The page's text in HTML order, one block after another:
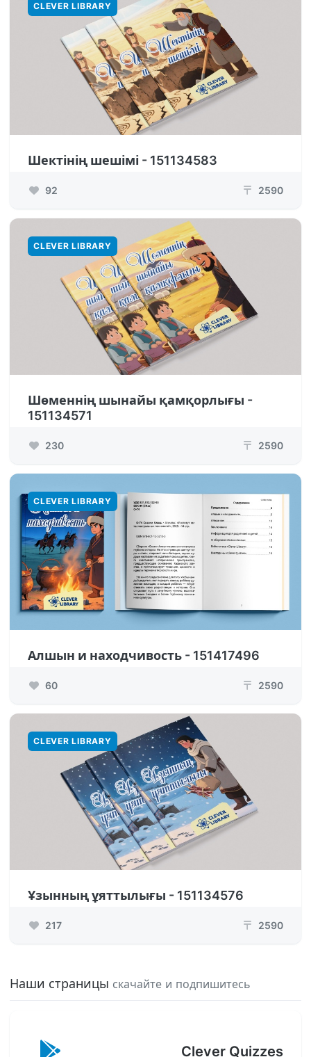
CLEVER LIBRARY
Шектінің шешімі - 151134583
92 ₸ 2590
CLEVER LIBRARY
Шөменнің шынайы қамқорлығы -
151134571
230 ₸ 2590
CLEVER LIBRARY
Алшын и находчивость - 151417496
60 ₸ 2590
CLEVER LIBRARY
Ұзынның ұяттылығы - 151134576
217 ₸ 2590
Наши страницы скачайте и подпишитесь
Clever Quizzes